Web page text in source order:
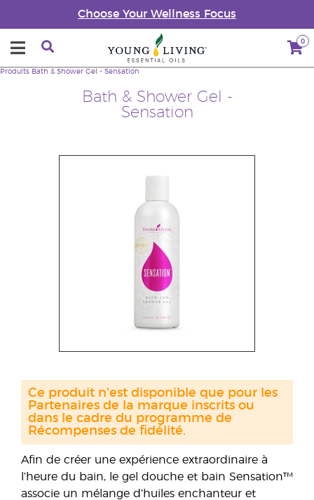
Choose Your Wellness Focus
0
Bath & Shower Gel -
Sensation
Produits Bath & Shower Gel - Sensation
Afin de créer une expérience extraordinaire à
l’heure du bain, le gel douche et bain Sensation™
associe un mélange d’huiles enchanteur et
Ce produit n'est disponible que pour les
Partenaires de la marque inscrits ou
dans le cadre du programme de
Récompenses de fidélité.